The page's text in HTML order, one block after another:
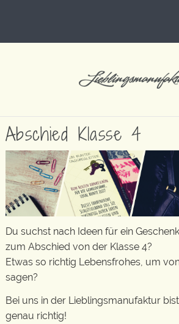
Abschied Klasse 4
Du suchst nach Ideen für ein
zum Abschied von der Klasse 4?
Etwas so richtig Lebensfrohes, um
sagen?
Bei uns in der Lieblingsmanufaktur
genau richtig!